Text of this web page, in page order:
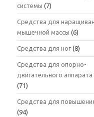
системы (7)
Средства для
мышечной массы (6)
Средства для ног (8)
Средства для опорно-
двигательного аппарата
(71)
Средства для
(94)